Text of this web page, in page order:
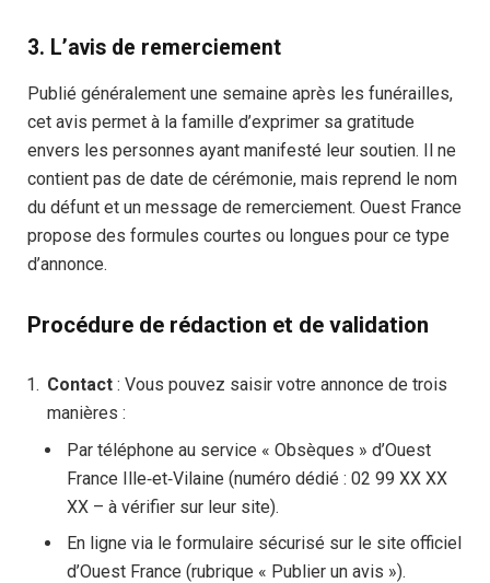
3. L’avis de remerciement
Publié généralement une semaine après les funérailles,
cet avis permet à la famille d’exprimer sa gratitude
envers les personnes ayant manifesté leur soutien. Il ne
contient pas de date de cérémonie, mais reprend le nom
du défunt et un message de remerciement. Ouest France
propose des formules courtes ou longues pour ce type
d’annonce.
Procédure de rédaction et de validation
Contact : Vous pouvez saisir votre annonce de trois
manières :
Par téléphone au service « Obsèques » d’Ouest
France Ille‑et‑Vilaine (numéro dédié : 02 99 XX XX
XX – à vérifier sur leur site).
En ligne via le formulaire sécurisé sur le site officiel
d’Ouest France (rubrique « Publier un avis »).